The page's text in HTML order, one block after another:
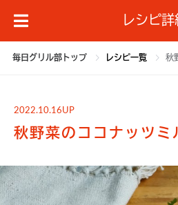
レシピ詳
毎日グリル部トップ レシピ一覧 秋
2022.10.16UP
秋野菜のココナッツミ